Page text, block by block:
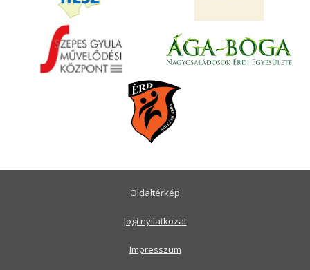
Oldaltérkép
Jogi nyilatkozat
Impresszum